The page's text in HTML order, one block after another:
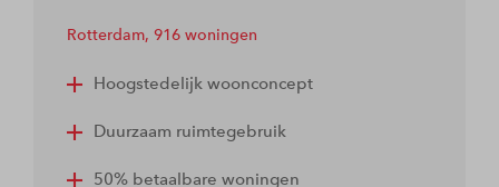
Rotterdam, 916 woningen
Hoogstedelijk woonconcept
Duurzaam ruimtegebruik
50% betaalbare woningen